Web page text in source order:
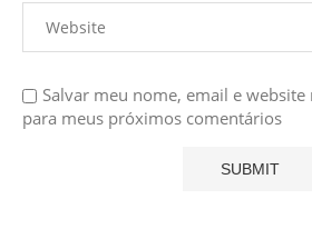
Salvar meu nome, email e website
para meus próximos comentários